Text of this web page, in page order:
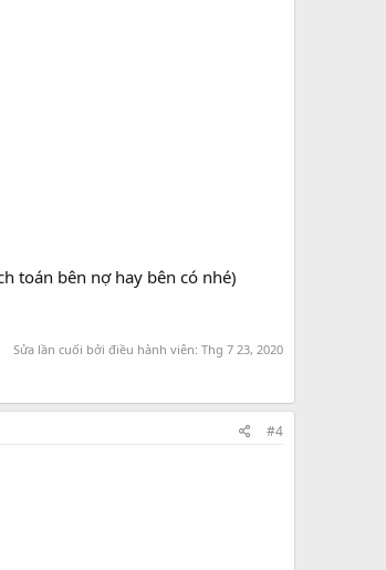
toán bên nợ hay bên có nhé)
Sửa lần cuối bởi điều hành viên: Thg 7 23, 2020
#4